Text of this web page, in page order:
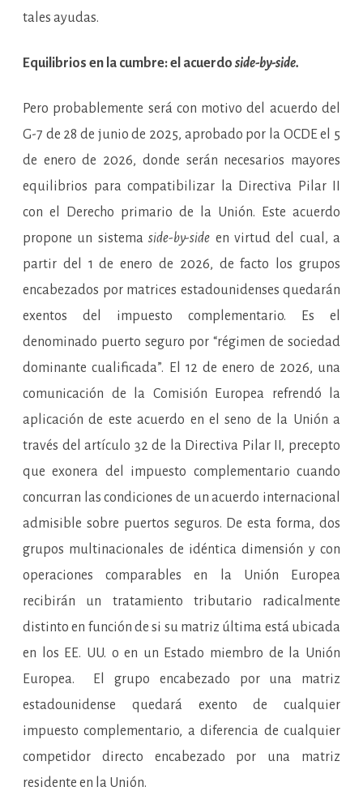
tales ayudas.
Equilibrios en la cumbre: el acuerdo side-by-side.
Pero probablemente será con motivo del acuerdo del
G-7 de 28 de junio de 2025, aprobado por la OCDE el 5
de enero de 2026, donde serán necesarios mayores
equilibrios para compatibilizar la Directiva Pilar II
con el Derecho primario de la Unión. Este acuerdo
propone un sistemaside-by-side en virtud del cual, a
partir del 1 de enero de 2026, de facto los grupos
encabezados por matrices estadounidenses quedarán
exentos del impuesto complementario. Es el
denominado puerto seguro por “régimen de sociedad
dominante cualificada”. El 12 de enero de 2026, una
comunicación de la Comisión Europea refrendó la
aplicación de este acuerdo en el seno de la Unión a
través del artículo 32 de la Directiva Pilar II, precepto
que exonera del impuesto complementario cuando
concurran las condiciones de un acuerdo internacional
admisible sobre puertos seguros. De esta forma, dos
grupos multinacionales de idéntica dimensión y con
operaciones comparables en la Unión Europea
recibirán un tratamiento tributario radicalmente
distinto en función de si su matriz última está ubicada
en los EE. UU. o en un Estado miembro de la Unión
Europea. El grupo encabezado por una matriz
estadounidense quedará exento de cualquier
impuesto complementario, a diferencia de cualquier
competidor directo encabezado por una matriz
residente en la Unión.